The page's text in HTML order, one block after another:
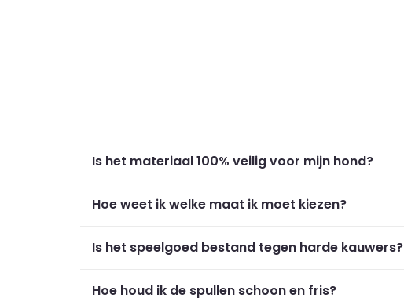
Is het materiaal 100% veilig voor mijn hond?
Hoe weet ik welke maat ik moet kiezen?
Is het speelgoed bestand tegen harde kauwers?
Hoe houd ik de spullen schoon en fris?